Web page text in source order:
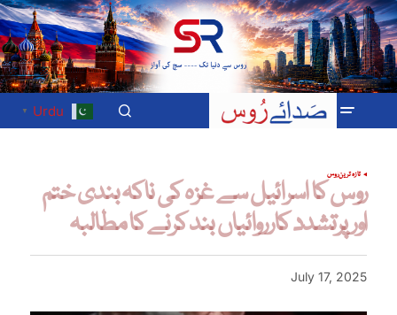
Urdu
▼
تازہ ترینروس
روس کا اسرائیل سے غزہ کی ناکہ بندی ختم
اور پرتشدد کارروائیاں بند کرنے کا مطالبہ
July 17, 2025